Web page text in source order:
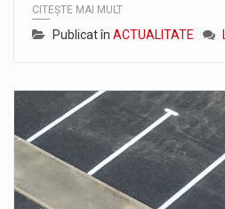
CITEȘTE MAI MULT
Publicat în ACTUALITATE